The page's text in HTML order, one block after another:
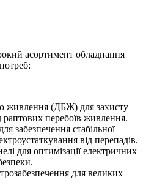
асортимент обладнання
живлення (ДБЖ) для захисту
раптових перебоїв живлення.
забезпечення стабільної
від перепадів.
для оптимізації електричних
для великих